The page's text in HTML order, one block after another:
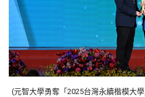
(元智大學勇奪「2025台灣永續楷模大